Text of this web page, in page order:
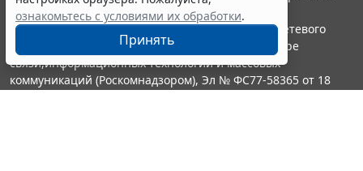
ознакомьтесь с условиями их обработки.
Принять
информации ГАРАНТ.
Портал ГАРАНТ.РУ зарегистрирован в качестве сетевого
издания Федеральной службой по надзору в сфере
связи,информационных технологий и массовых
коммуникаций (Роскомнадзором), Эл № ФС77-58365 от 18